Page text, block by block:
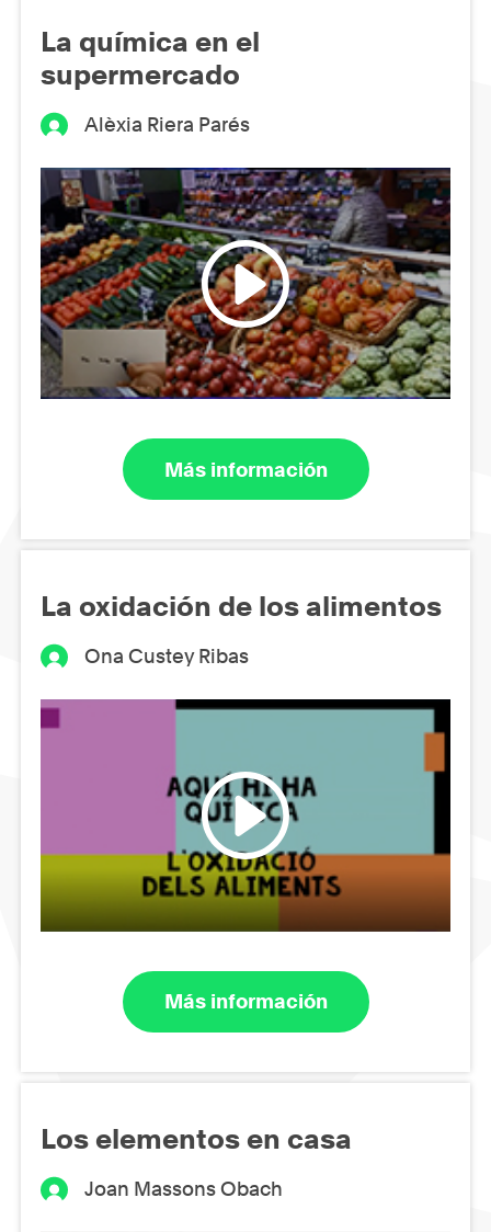
La química en el
supermercado
Alèxia Riera Parés
Más información
La oxidación de los alimentos
Ona Custey Ribas
Más información
Los elementos en casa
Joan Massons Obach